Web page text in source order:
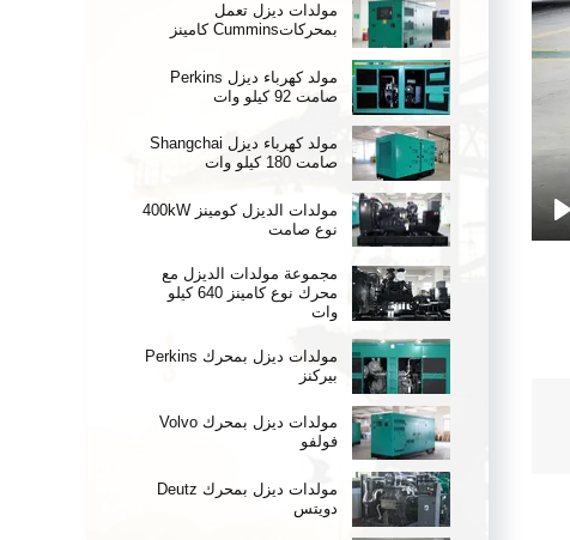
مولدات ديزل تعمل
بمحركاتCummins كامينز
مولد كهرباء ديزل Perkins
صامت 92 كيلو وات
مولد كهرباء ديزل Shangchai
صامت 180 كيلو وات
مولدات الديزل كومينز 400kW
نوع صامت
مجموعة مولدات الديزل مع
محرك نوع كامينز 640 كيلو
وات
مولدات ديزل بمحرك Perkins
بيركنز
مولدات ديزل بمحرك Volvo
فولفو
مولدات ديزل بمحرك Deutz
دويتس